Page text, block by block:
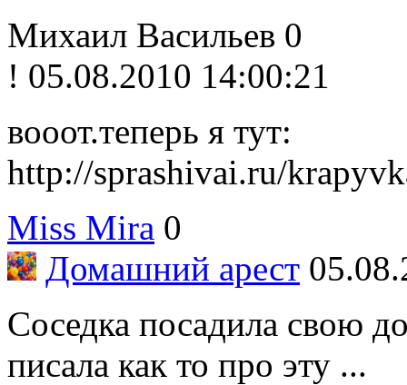
Михаил Васильев 0
! 05.08.2010 14:00:21
вооот.теперь я тут:
http://sprashivai.ru/
Miss Mira 0
Домашний арест
Соседка посадила свою
писала как то про эту ...